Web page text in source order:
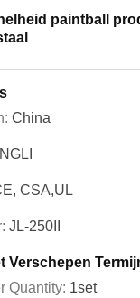
paintball
China
CSA,UL
JL-250II
Verschepen
Quantity: 1set